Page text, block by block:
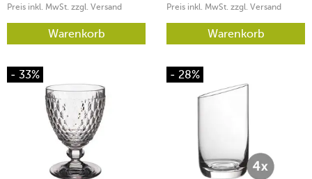
Preis inkl. MwSt. zzgl. Versand
Warenkorb
Preis inkl. MwSt. zzgl. Versand
Warenkorb
- 33% - 28%